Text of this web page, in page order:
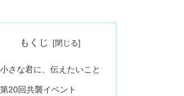
もくじ
小さな君に、伝えたいこと
第20回共襲イベント